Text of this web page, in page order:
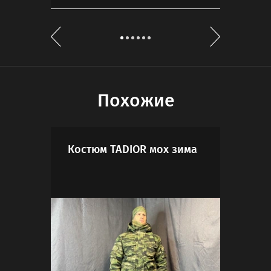
Похожие
Костюм TADIOR мох зима